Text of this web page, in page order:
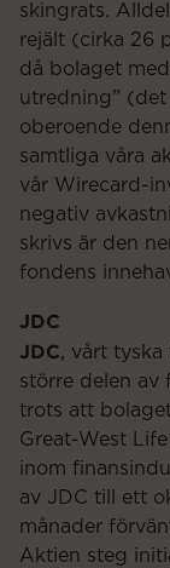
skingrats.
rejält (cirka 26
då bolaget
utredning”
oberoende
samtliga våra
vår Wirecard-
negativ
skrivs är den
fondens
JDC
JDC, vårt
större delen av
trots att
Great-West
inom
av JDC till ett
månader
Aktien steg